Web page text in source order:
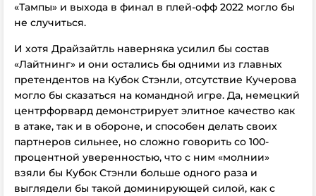
«Тампы» и выхода в финал в плей-офф 2022 могло бы
не случиться.
И хотя Драйзайтль наверняка усилил бы состав
«Лайтнинг» и они остались бы одними из главных
претендентов на Кубок Стэнли, отсутствие Кучерова
могло бы сказаться на командной игре. Да, немецкий
центрфорвард демонстрирует элитное качество как
в атаке, так и в обороне, и способен делать своих
партнеров сильнее, но сложно говорить со 100-
процентной уверенностью, что с ним «молнии»
взяли бы Кубок Стэнли больше одного раза и
выглядели бы такой доминирующей силой, как с